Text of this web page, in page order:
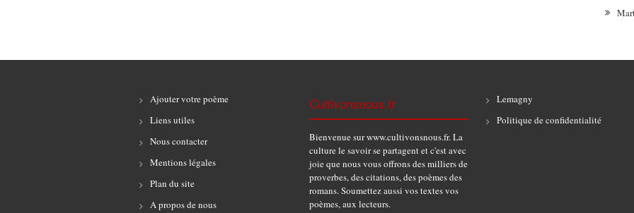
Ajouter votre poème
Liens utiles
Nous contacter
Mentions légales
Plan du site
A propos de nous
Cultivonsnous.fr
Bienvenue sur www.cultivonsnous.fr. La
culture le savoir se partagent et c'est avec
joie que nous vous offrons des milliers de
proverbes, des citations, des poèmes des
romans. Soumettez aussi vos textes vos
poèmes, aux lecteurs.
Lemagny
Politique de confidentialité